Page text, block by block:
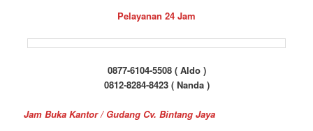
Pelayanan 24 Jam
0877-6104-5508 ( Aldo )
0812-8284-8423 ( Nanda )
Jam Buka Kantor / Gudang Cv. Bintang Jaya